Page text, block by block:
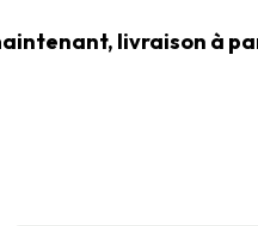
livraison à